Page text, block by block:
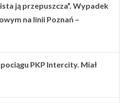
ją przepuszcza”. Wypadek
na linii Poznań –
PKP Intercity. Miał